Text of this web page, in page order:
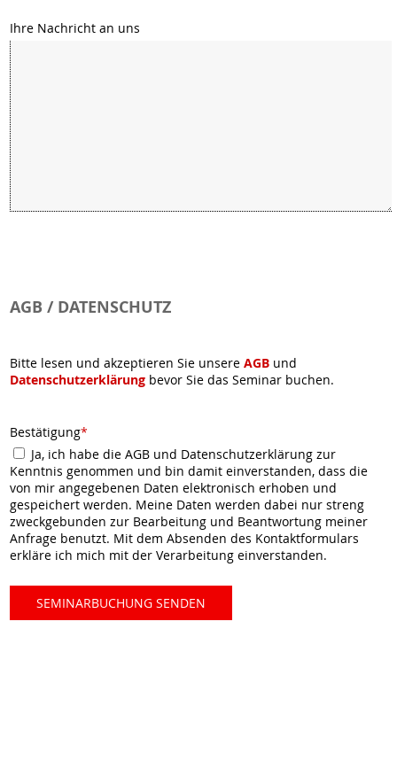
Ihre Nachricht an uns
AGB / DATENSCHUTZ
Bitte lesen und akzeptieren Sie unsereAGB und
Datenschutzerklärung bevor Sie das Seminar buchen.
Bestätigung*
Kenntnis genommen und bin damit einverstanden, dass die
von mir angegebenen Daten elektronisch erhoben und
gespeichert werden. Meine Daten werden dabei nur streng
zweckgebunden zur Bearbeitung und Beantwortung meiner
Anfrage benutzt. Mit dem Absenden des Kontaktformulars
erkläre ich mich mit der Verarbeitung einverstanden.